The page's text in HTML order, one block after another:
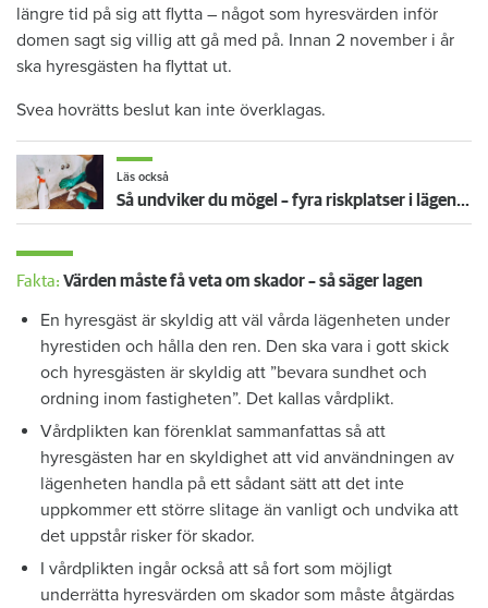
längre tid på sig att flytta – något som hyresvärden inför
domen sagt sig villig att gå med på. Innan 2 november i år
ska hyresgästen ha flyttat ut.
Svea hovrätts beslut kan inte överklagas.
Läs också
Så undviker du mögel – fyra riskplatser i lägenheten: ”Måste städa bort”
Fakta: Värden måste få veta om skador – så säger lagen
En hyresgäst är skyldig att väl vårda lägenheten under
hyrestiden och hålla den ren. Den ska vara i gott skick
och hyresgästen är skyldig att ”bevara sundhet och
ordning inom fastigheten”. Det kallas vårdplikt.
Vårdplikten kan förenklat sammanfattas så att
hyresgästen har en skyldighet att vid användningen av
lägenheten handla på ett sådant sätt att det inte
uppkommer ett större slitage än vanligt och undvika att
det uppstår risker för skador.
I vårdplikten ingår också att så fort som möjligt
underrätta hyresvärden om skador som måste åtgärdas